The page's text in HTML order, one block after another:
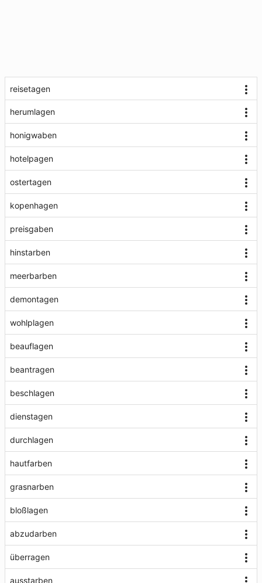
reisetagen
herumlagen
honigwaben
hotelpagen
ostertagen
kopenhagen
preisgaben
hinstarben
meerbarben
demontagen
wohlplagen
beauflagen
beantragen
beschlagen
dienstagen
durchlagen
hautfarben
grasnarben
bloßlagen
abzudarben
überragen
ausstarben